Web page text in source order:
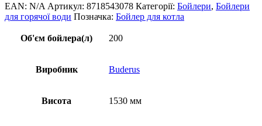
EAN: N/A Артикул: 8718543078 Категорії: Бойлери, Бойлери
для горячої води Позначка: Бойлер для котла
Об'єм бойлера(л) 200
Виробник Buderus
Висота 1530 мм